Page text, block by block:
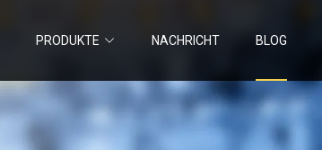
PRODUKTE NACHRICHT BLOG